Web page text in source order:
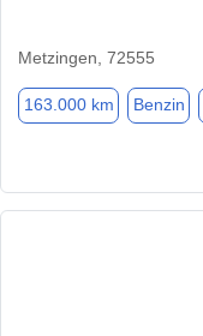
Metzingen, 72555
163.000 km Benzin